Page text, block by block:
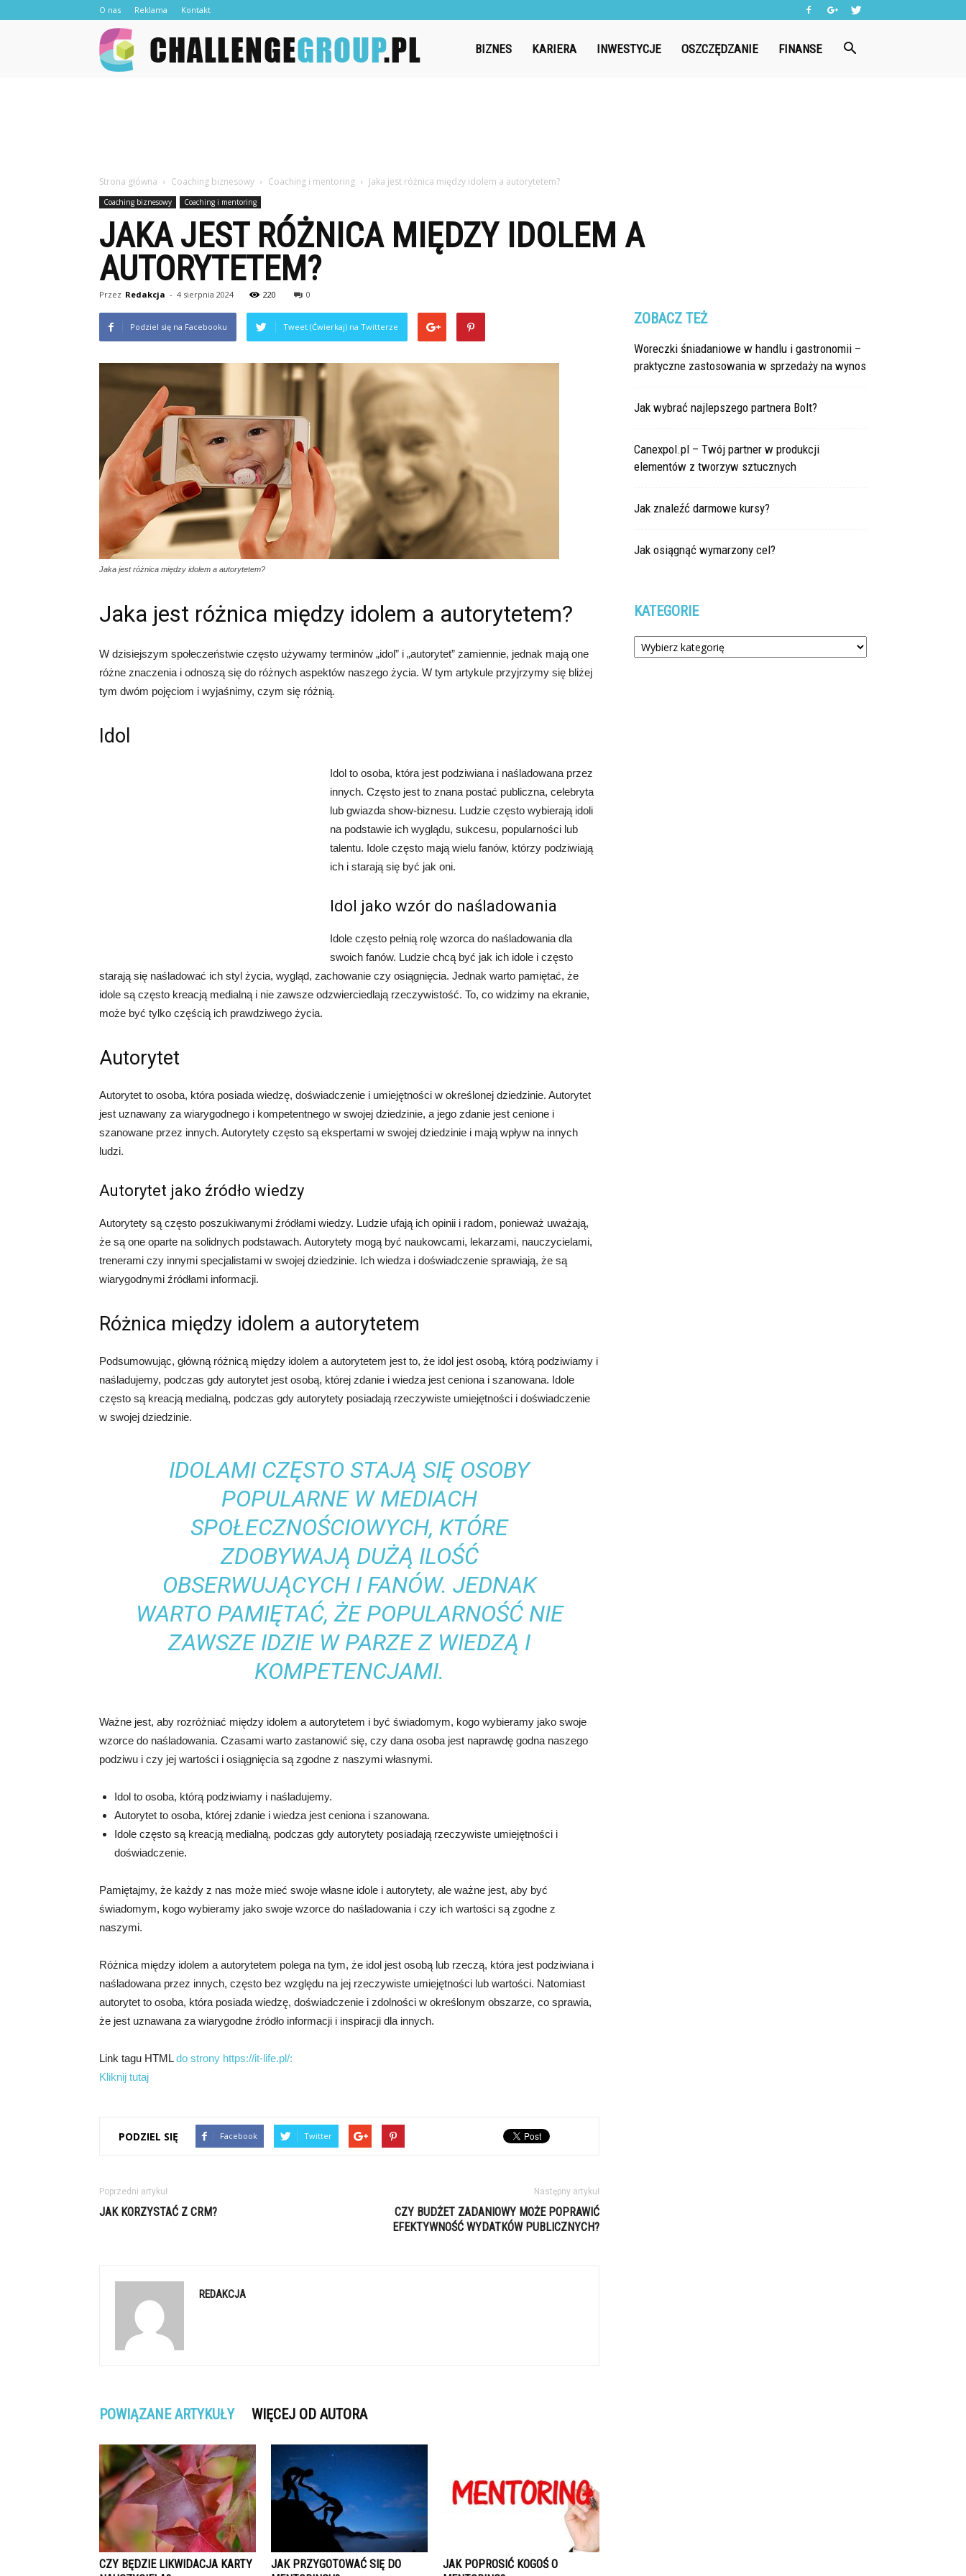
O nas Reklama Kontakt
Challengegroup.pl
BIZNES KARIERA INWESTYCJE OSZCZĘDZANIE FINANSE
Strona główna Coaching biznesowy Coaching i mentoring Jaka jest różnica między idolem a autorytetem?
Coaching biznesowy Coaching i mentoring
JAKA JEST RÓŻNICA MIĘDZY IDOLEM A
AUTORYTETEM?
Przez Redakcja - 4 sierpnia 2024 220 0
Podziel się na Facebooku Tweet (Ćwierkaj) na Twitterze
Jaka jest różnica między idolem a autorytetem?
Jaka jest różnica między idolem a autorytetem?
W dzisiejszym społeczeństwie często używamy terminów „idol” i „autorytet” zamiennie, jednak mają one
różne znaczenia i odnoszą się do różnych aspektów naszego życia. W tym artykule przyjrzymy się bliżej
tym dwóm pojęciom i wyjaśnimy, czym się różnią.
Idol
Idol to osoba, która jest podziwiana i naśladowana przez
innych. Często jest to znana postać publiczna, celebryta
lub gwiazda show-biznesu. Ludzie często wybierają idoli
na podstawie ich wyglądu, sukcesu, popularności lub
talentu. Idole często mają wielu fanów, którzy podziwiają
ich i starają się być jak oni.
Idol jako wzór do naśladowania
Idole często pełnią rolę wzorca do naśladowania dla
swoich fanów. Ludzie chcą być jak ich idole i często
starają się naśladować ich styl życia, wygląd, zachowanie czy osiągnięcia. Jednak warto pamiętać, że
idole są często kreacją medialną i nie zawsze odzwierciedlają rzeczywistość. To, co widzimy na ekranie,
może być tylko częścią ich prawdziwego życia.
Autorytet
Autorytet to osoba, która posiada wiedzę, doświadczenie i umiejętności w określonej dziedzinie. Autorytet
jest uznawany za wiarygodnego i kompetentnego w swojej dziedzinie, a jego zdanie jest cenione i
szanowane przez innych. Autorytety często są ekspertami w swojej dziedzinie i mają wpływ na innych
ludzi.
Autorytet jako źródło wiedzy
Autorytety są często poszukiwanymi źródłami wiedzy. Ludzie ufają ich opinii i radom, ponieważ uważają,
że są one oparte na solidnych podstawach. Autorytety mogą być naukowcami, lekarzami, nauczycielami,
trenerami czy innymi specjalistami w swojej dziedzinie. Ich wiedza i doświadczenie sprawiają, że są
wiarygodnymi źródłami informacji.
Różnica między idolem a autorytetem
Podsumowując, główną różnicą między idolem a autorytetem jest to, że idol jest osobą, którą podziwiamy i
naśladujemy, podczas gdy autorytet jest osobą, której zdanie i wiedza jest ceniona i szanowana. Idole
często są kreacją medialną, podczas gdy autorytety posiadają rzeczywiste umiejętności i doświadczenie
w swojej dziedzinie.
IDOLAMI CZĘSTO STAJĄ SIĘ OSOBY
POPULARNE W MEDIACH
SPOŁECZNOŚCIOWYCH, KTÓRE
ZDOBYWAJĄ DUŻĄ ILOŚĆ
OBSERWUJĄCYCH I FANÓW. JEDNAK
WARTO PAMIĘTAĆ, ŻE POPULARNOŚĆ NIE
ZAWSZE IDZIE W PARZE Z WIEDZĄ I
KOMPETENCJAMI.
Ważne jest, aby rozróżniać między idolem a autorytetem i być świadomym, kogo wybieramy jako swoje
wzorce do naśladowania. Czasami warto zastanowić się, czy dana osoba jest naprawdę godna naszego
podziwu i czy jej wartości i osiągnięcia są zgodne z naszymi własnymi.
Idol to osoba, którą podziwiamy i naśladujemy.
Autorytet to osoba, której zdanie i wiedza jest ceniona i szanowana.
Idole często są kreacją medialną, podczas gdy autorytety posiadają rzeczywiste umiejętności i
doświadczenie.
Pamiętajmy, że każdy z nas może mieć swoje własne idole i autorytety, ale ważne jest, aby być
świadomym, kogo wybieramy jako swoje wzorce do naśladowania i czy ich wartości są zgodne z
naszymi.
Różnica między idolem a autorytetem polega na tym, że idol jest osobą lub rzeczą, która jest podziwiana i
naśladowana przez innych, często bez względu na jej rzeczywiste umiejętności lub wartości. Natomiast
autorytet to osoba, która posiada wiedzę, doświadczenie i zdolności w określonym obszarze, co sprawia,
że jest uznawana za wiarygodne źródło informacji i inspiracji dla innych.
Link tagu HTMLdo strony https://it-life.pl/:
Kliknij tutaj
PODZIEL SIĘ Facebook Twitter
Poprzedni artykuł
JAK KORZYSTAĆ Z CRM?
Następny artykuł
CZY BUDŻET ZADANIOWY MOŻE POPRAWIĆ
EFEKTYWNOŚĆ WYDATKÓW PUBLICZNYCH?
REDAKCJA
POWIĄZANE ARTYKUŁY WIĘCEJ OD AUTORA
CZY BĘDZIE LIKWIDACJA KARTY
JAK PRZYGOTOWAĆ SIĘ DO
JAK POPROSIĆ KOGOŚ O
ZOBACZ TEŻ
Woreczki śniadaniowe w handlu i gastronomii –
praktyczne zastosowania w sprzedaży na wynos
Jak wybrać najlepszego partnera Bolt?
Canexpol.pl – Twój partner w produkcji
elementów z tworzyw sztucznych
Jak znaleźć darmowe kursy?
Jak osiągnąć wymarzony cel?
KATEGORIE
Kategorie